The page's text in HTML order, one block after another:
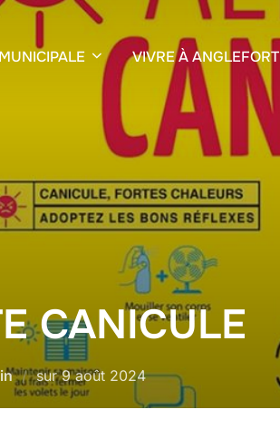
VIVRE À ANGLEFORT
CANICULE
sur9 août 2024